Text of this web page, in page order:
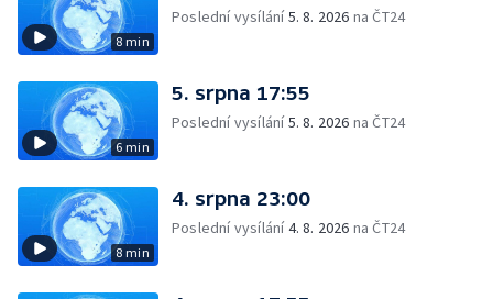
8 min
Poslední vysílání5. 8. 2026 na ČT24
6 min
5. srpna 17:55
Poslední vysílání5. 8. 2026 na ČT24
8 min
4. srpna 23:00
Poslední vysílání4. 8. 2026 na ČT24